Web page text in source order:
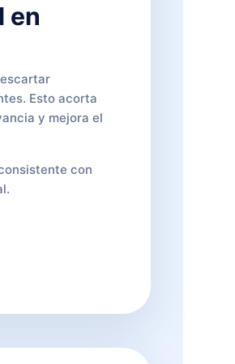
en
Esto acorta
y mejora el
con